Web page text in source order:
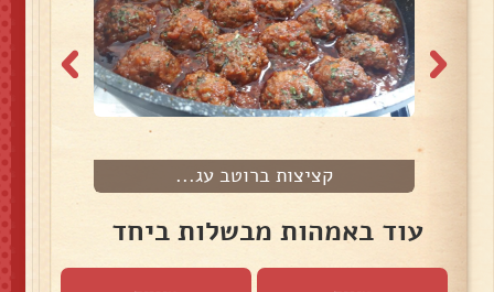
קציצות ברוטב עג...
עוד באמהות מבשלות ביחד